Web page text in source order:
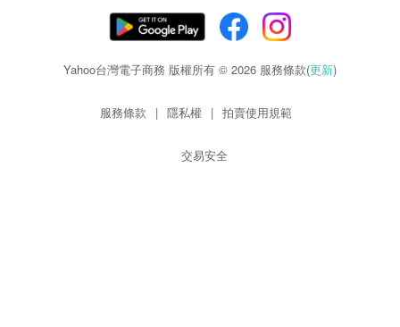
Yahoo台灣電子商務 版權所有 © 2026 服務條款(更新)
服務條款 | 隱私權 | 拍賣使用規範
交易安全